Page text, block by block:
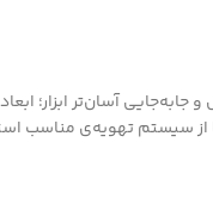
از سیستم تهویه‌ی مناسب